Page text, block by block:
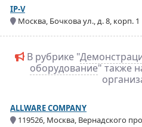
IP-V
Москва, Бочкова ул., д. 8, корп. 1
В рубрике "
оборудование" также
ALLWARE COMPANY
119526, Москва, Вернадского